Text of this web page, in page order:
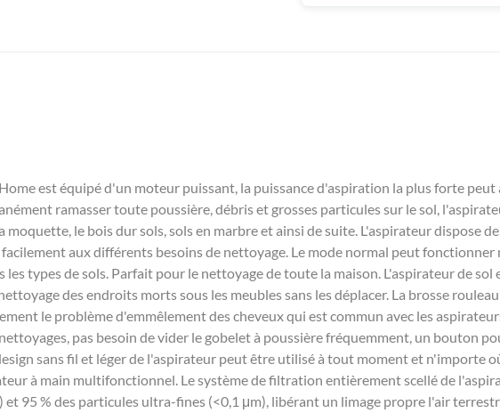
est équipé d'un moteur puissant, la puissance d'aspiration la plus forte
ramasser toute poussière, débris et grosses particules sur le sol,
le bois dur sols, sols en marbre et ainsi de suite. L'aspirateur dispose
aux différents besoins de nettoyage. Le mode normal peut fonctionner
les types de sols. Parfait pour le nettoyage de toute la maison. L'aspirateur de sol
des endroits morts sous les meubles sans les déplacer. La brosse
le problème d'emmêlement des cheveux qui est commun avec les
pas besoin de vider le gobelet à poussière fréquemment, un bouton
sans fil et léger de l'aspirateur peut être utilisé à tout moment et n'importe
à main multifonctionnel. Le système de filtration entièrement scellé de
et 95 % des particules ultra-fines (<0,1 μm), libérant un limage propre l'air